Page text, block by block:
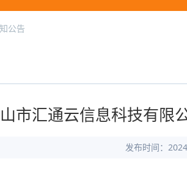
公告
市汇通云信息科技有限
发布时间：